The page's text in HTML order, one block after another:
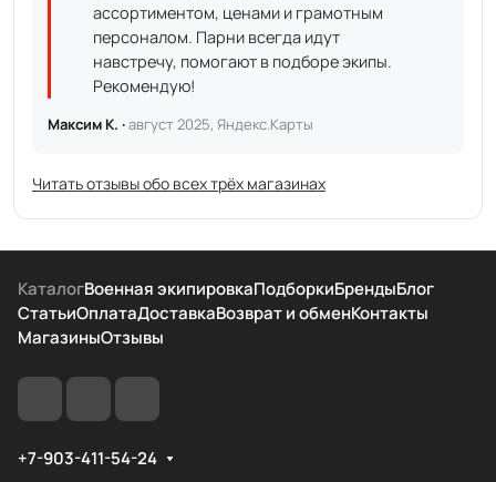
ассортиментом, ценами и грамотным
персоналом. Парни всегда идут
навстречу, помогают в подборе экипы.
Рекомендую!
Максим К. ·август 2025, Яндекс.Карты
Читать отзывы обо всех трёх магазинах
КаталогВоенная экипировкаПодборкиБрендыБлог
СтатьиОплатаДоставкаВозврат и обменКонтакты
МагазиныОтзывы
+7-903-411-54-24